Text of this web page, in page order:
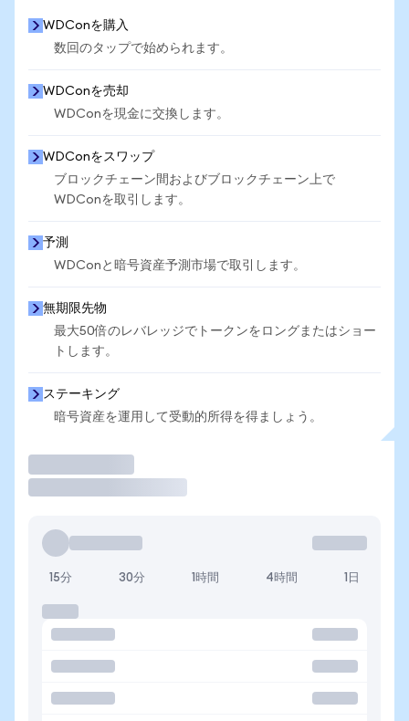
WDConを購入
数回のタップで始められます。
WDConを売却
WDConを現金に交換します。
WDConをスワップ
ブロックチェーン間およびブロックチェーン上で
WDConを取引します。
予測
WDConと暗号資産予測市場で取引します。
無期限先物
最大50倍のレバレッジでトークンをロングまたはショー
トします。
ステーキング
暗号資産を運用して受動的所得を得ましょう。
15分 30分 1時間 4時間 1日